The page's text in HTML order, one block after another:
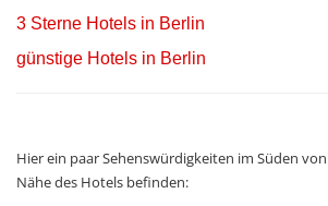
3 Sterne Hotels in Berlin
günstige Hotels in Berlin
Hier ein paar Sehenswürdigkeiten im Süden
Nähe des Hotels befinden: